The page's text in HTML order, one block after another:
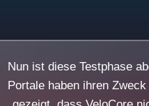
Nun ist diese Testphase
Portale haben ihren